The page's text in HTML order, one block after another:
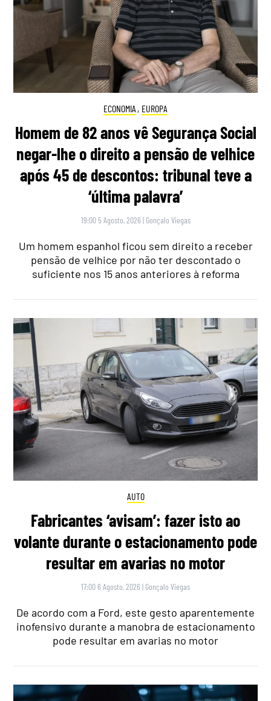
ECONOMIA , EUROPA
Homem de 82 anos vê Segurança Social
negar-lhe o direito a pensão de velhice
após 45 de descontos: tribunal teve a
‘última palavra’
19:00 5 Agosto, 2026 | Gonçalo Viegas
Um homem espanhol ficou sem direito a receber
pensão de velhice por não ter descontado o
suficiente nos 15 anos anteriores à reforma
AUTO
Fabricantes ‘avisam’: fazer isto ao
volante durante o estacionamento pode
resultar em avarias no motor
17:00 6 Agosto, 2026 | Gonçalo Viegas
De acordo com a Ford, este gesto aparentemente
inofensivo durante a manobra de estacionamento
pode resultar em avarias no motor